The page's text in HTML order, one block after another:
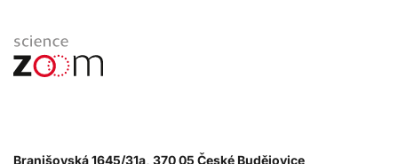
Branišovská 1645/31a, 370 05 České Budějovice